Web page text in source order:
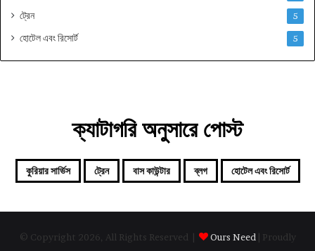
ট্রেন 5
হোটেল এবং রিসোর্ট 5
ক্যাটাগরি অনুসারে পোস্ট
কুরিয়ার সার্ভিস ট্রেন বাস কাউন্টার ব্লগ হোটেল এবং রিসোর্ট
© Copyright 2026, All Rights Reserved | Ours Need | Proudly